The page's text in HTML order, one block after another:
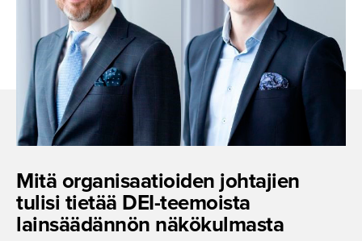
Mitä organisaa­tioiden johtajien
tulisi tietää DEI-teemoista
lainsäädännön näkökulmasta